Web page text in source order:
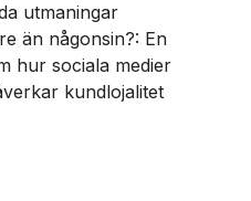
utmaningar
än någonsin?: En
hur sociala medier
kundlojalitet